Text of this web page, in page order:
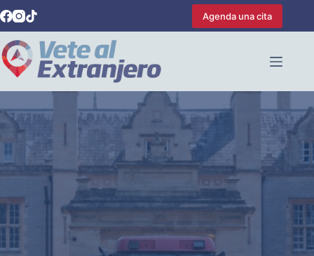
al
contenido
Agenda una cita